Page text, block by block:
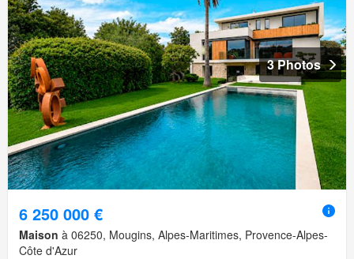
3 Photos
6 250 000 €
Maison à 06250, Mougins, Alpes-Maritimes, Provence-Alpes-
Côte d'Azur